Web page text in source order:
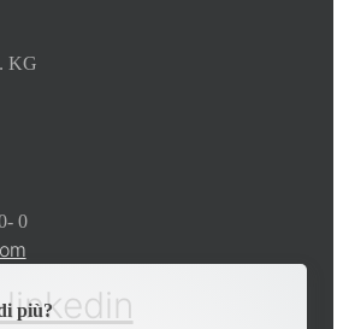
KG
0
più?